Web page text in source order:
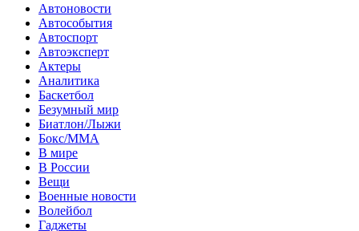
Автоновости
Автособытия
Автоспорт
Автоэксперт
Актеры
Аналитика
Баскетбол
Безумный мир
Биатлон/Лыжи
Бокс/MMA
В мире
В России
Вещи
Военные новости
Волейбол
Гаджеты